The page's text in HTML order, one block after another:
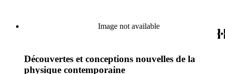
Image not available
Découvertes et conceptions nouvelles de la
physique contemporaine